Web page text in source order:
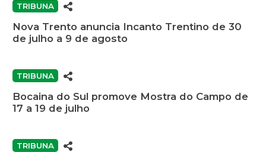
TRIBUNA
Nova Trento anuncia Incanto Trentino de 30
de julho a 9 de agosto
TRIBUNA
Bocaina do Sul promove Mostra do Campo de
17 a 19 de julho
TRIBUNA